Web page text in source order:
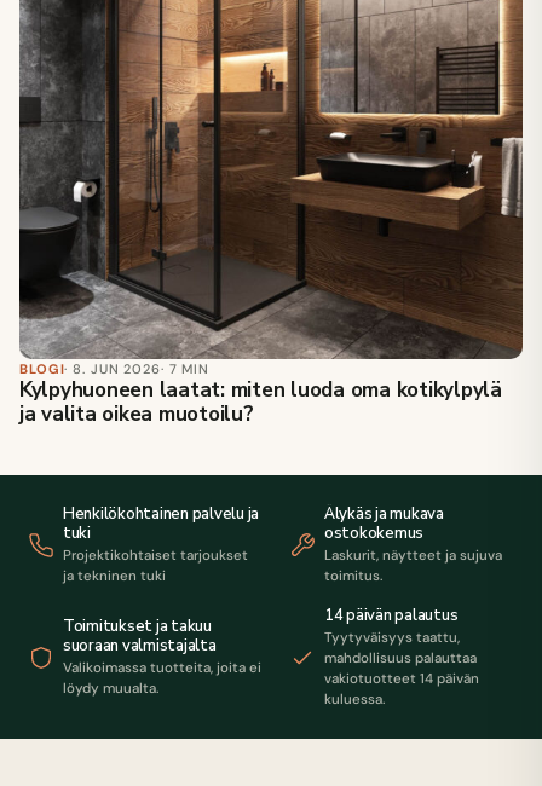
BLOGI· 8. JUN 2026· 7 MIN
Kylpyhuoneen laatat: miten luoda oma kotikylpylä
ja valita oikea muotoilu?
Henkilökohtainen palvelu ja
tuki
Projektikohtaiset tarjoukset
ja tekninen tuki
Älykäs ja mukava
ostokokemus
Laskurit, näytteet ja sujuva
toimitus.
Toimitukset ja takuu
suoraan valmistajalta
Valikoimassa tuotteita, joita ei
löydy muualta.
14 päivän palautus
Tyytyväisyys taattu,
mahdollisuus palauttaa
vakiotuotteet 14 päivän
kuluessa.